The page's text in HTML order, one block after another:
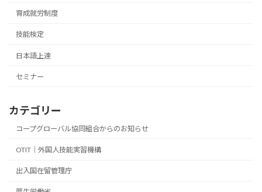
育成就労制度
技能検定
日本語上達
セミナー
カテゴリー
コープグローバル協同組合からのお知らせ
OTIT｜外国人技能実習機構
出入国在留管理庁